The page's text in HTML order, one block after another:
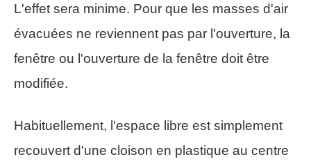
L'effet sera minime. Pour que les masses d'air
évacuées ne reviennent pas par l'ouverture, la
fenêtre ou l'ouverture de la fenêtre doit être
modifiée.
Habituellement, l'espace libre est simplement
recouvert d'une cloison en plastique au centre